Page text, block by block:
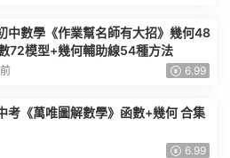
中數學《作業幫名師有大招》幾何48
72模型+幾何輔助線54種方法
6.99
考《萬唯圖解數學》函數+幾何 合集
6.99